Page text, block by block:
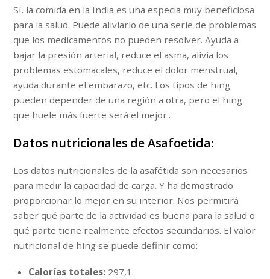
Sí, la comida en la India es una especia muy beneficiosa
para la salud. Puede aliviarlo de una serie de problemas
que los medicamentos no pueden resolver. Ayuda a
bajar la presión arterial, reduce el asma, alivia los
problemas estomacales, reduce el dolor menstrual,
ayuda durante el embarazo, etc. Los tipos de hing
pueden depender de una región a otra, pero el hing
que huele más fuerte será el mejor..
Datos nutricionales de Asafoetida:
Los datos nutricionales de la asafétida son necesarios
para medir la capacidad de carga. Y ha demostrado
proporcionar lo mejor en su interior. Nos permitirá
saber qué parte de la actividad es buena para la salud o
qué parte tiene realmente efectos secundarios. El valor
nutricional de hing se puede definir como:
Calorías totales:297,1.